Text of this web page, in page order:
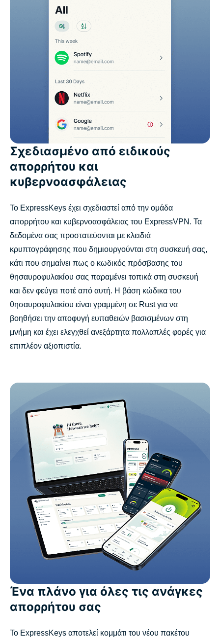
Σχεδιασμένο από ειδικούς
απορρήτου και
κυβερνοασφάλειας
Το ExpressKeys έχει σχεδιαστεί από την ομάδα
απορρήτου και κυβερνοασφάλειας του ExpressVPN. Τα
δεδομένα σας προστατεύονται με κλειδιά
κρυπτογράφησης που δημιουργούνται στη συσκευή σας,
κάτι που σημαίνει πως ο κωδικός πρόσβασης του
θησαυροφυλακίου σας παραμένει τοπικά στη συσκευή
και δεν φεύγει ποτέ από αυτή. Η βάση κώδικα του
θησαυροφυλακίου είναι γραμμένη σε Rust για να
βοηθήσει την αποφυγή ευπαθειών βασισμένων στη
μνήμη και έχει ελεγχθεί ανεξάρτητα πολλαπλές φορές για
επιπλέον αξιοπιστία.
Ένα πλάνο για όλες τις ανάγκες
απορρήτου σας
Το ExpressKeys αποτελεί κομμάτι του νέου πακέτου